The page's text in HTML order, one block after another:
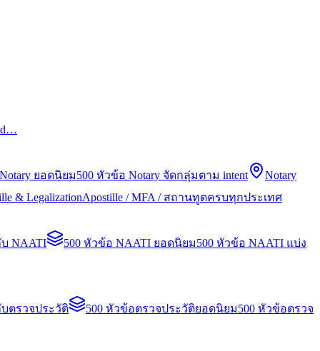
ยอดนิยม500 หัวข้อ Notary จัดกลุ่มตาม intent
Notary
& LegalizationApostille / MFA / สถานทูตครบทุกประเทศ
NAATI 500 หัวข้อ NAATI ยอดนิยม500 หัวข้อ NAATI แบ่ง
บตรวจประวัติ 500 หัวข้อตรวจประวัติยอดนิยม500 หัวข้อตรวจ